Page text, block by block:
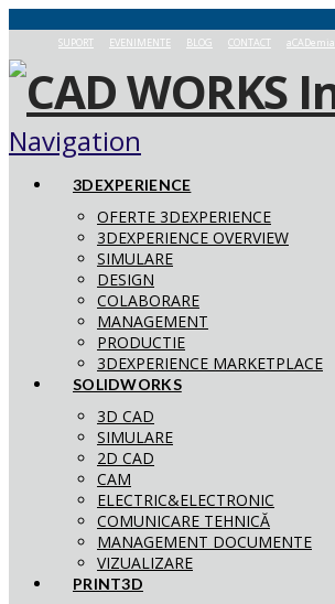
SUPORT EVENIMENTE BLOG CONTACT aCADemia
Navigation
3DEXPERIENCE
OFERTE 3DEXPERIENCE
3DEXPERIENCE OVERVIEW
SIMULARE
DESIGN
COLABORARE
MANAGEMENT
PRODUCTIE
3DEXPERIENCE MARKETPLACE
SOLIDWORKS
3D CAD
SIMULARE
2D CAD
CAM
ELECTRIC&ELECTRONIC
COMUNICARE TEHNICĂ
MANAGEMENT DOCUMENTE
VIZUALIZARE
PRINT3D